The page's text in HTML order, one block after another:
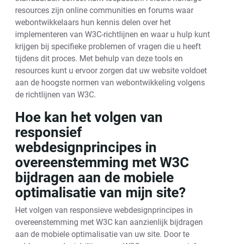
resources zijn online communities en forums waar
webontwikkelaars hun kennis delen over het
implementeren van W3C-richtlijnen en waar u hulp kunt
krijgen bij specifieke problemen of vragen die u heeft
tijdens dit proces. Met behulp van deze tools en
resources kunt u ervoor zorgen dat uw website voldoet
aan de hoogste normen van webontwikkeling volgens
de richtlijnen van W3C.
Hoe kan het volgen van
responsief
webdesignprincipes in
overeenstemming met W3C
bijdragen aan de mobiele
optimalisatie van mijn site?
Het volgen van responsieve webdesignprincipes in
overeenstemming met W3C kan aanzienlijk bijdragen
aan de mobiele optimalisatie van uw site. Door te